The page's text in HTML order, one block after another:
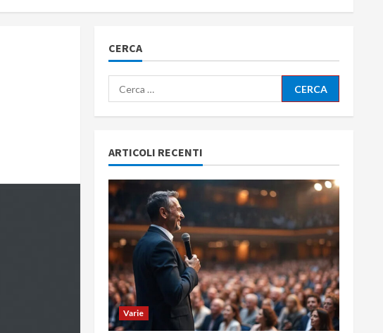
CERCA
Ricerca
per:
ARTICOLI RECENTI
Varie